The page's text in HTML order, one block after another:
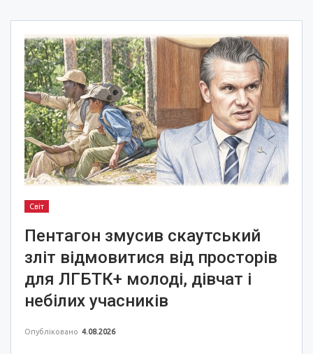
Світ
Пентагон змусив скаутський
зліт відмовитися від просторів
для ЛГБТК+ молоді, дівчат і
небілих учасників
Опубліковано 4.08.2026